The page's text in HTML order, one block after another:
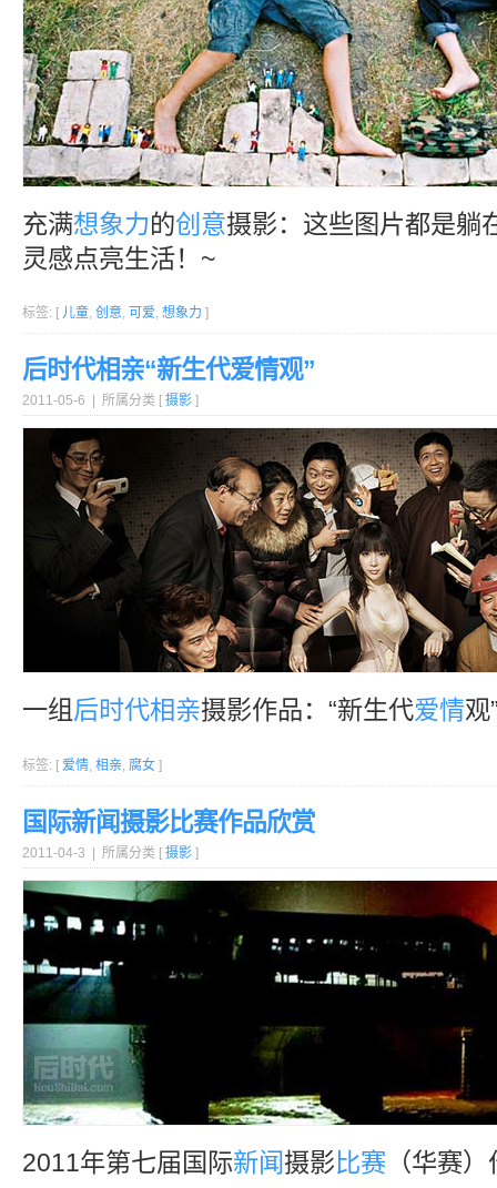
充满想象力的创意摄影：这些图片都是躺
灵感点亮生活！~
标签: [ 儿童, 创意, 可爱, 想象力 ]
后时代相亲“新生代爱情观”
2011-05-6 | 所属分类 [ 摄影 ]
一组 后时代相亲摄影作品：“新生代爱情观
标签: [ 爱情, 相亲, 腐女 ]
国际新闻摄影比赛作品欣赏
2011-04-3 | 所属分类 [ 摄影 ]
2011年第七届国际新闻摄影比赛 （华赛